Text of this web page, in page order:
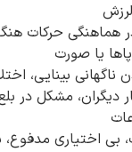
حرکات
یا صورت
ناگهانی بینایی،
دیگران، مشکل در
بی اختیاری